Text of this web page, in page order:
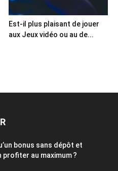
Est-il plus plaisant de jouer
aux Jeux vidéo ou au de...
bonus sans dépôt et
profiter au maximum ?